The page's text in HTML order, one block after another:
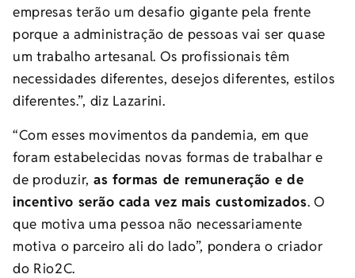
empresas terão um desafio gigante pela frente
porque a administração de pessoas vai ser quase
um trabalho artesanal. Os profissionais têm
necessidades diferentes, desejos diferentes, estilos
diferentes.”, diz Lazarini.
“Com esses movimentos da pandemia, em que
foram estabelecidas novas formas de trabalhar e
de produzir, as formas de remuneração e de
incentivo serão cada vez mais customizados. O
que motiva uma pessoa não necessariamente
motiva o parceiro ali do lado”, pondera o criador
do Rio2C.